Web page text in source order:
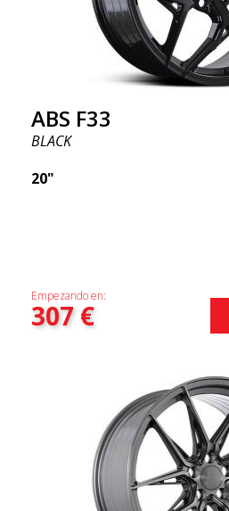
ABS F33
BLACK
20"
Empezando en:
307€